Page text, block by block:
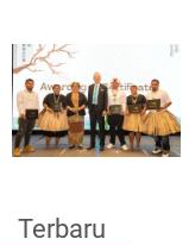
Terbaru